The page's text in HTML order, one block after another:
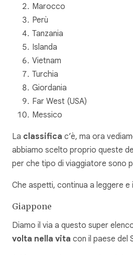
Marocco
Perù
Tanzania
Islanda
Vietnam
Turchia
Giordania
Far West (USA)
Messico
La classifica c’è, ma ora
abbiamo scelto proprio queste
per che tipo di viaggiatore sono
Che aspetti, continua a leggere e
Giappone
Diamo il via a questo super
volta nella vita con il paese del